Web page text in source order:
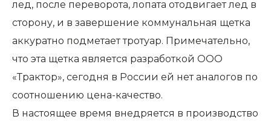
лед, после переворота, лопата отодвигает лед в
сторону, и в завершение коммунальная щетка
аккуратно подметает тротуар. Примечательно,
что эта щетка является разработкой ООО
«Трактор», сегодня в России ей нет аналогов по
соотношению цена-качество.
В настоящее время внедряется в производство